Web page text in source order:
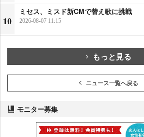
10
ミセス、ミスド新CMで替え歌に挑戦
2026-08-07 11:15
もっと見る
ニュース一覧へ戻る
モニター募集